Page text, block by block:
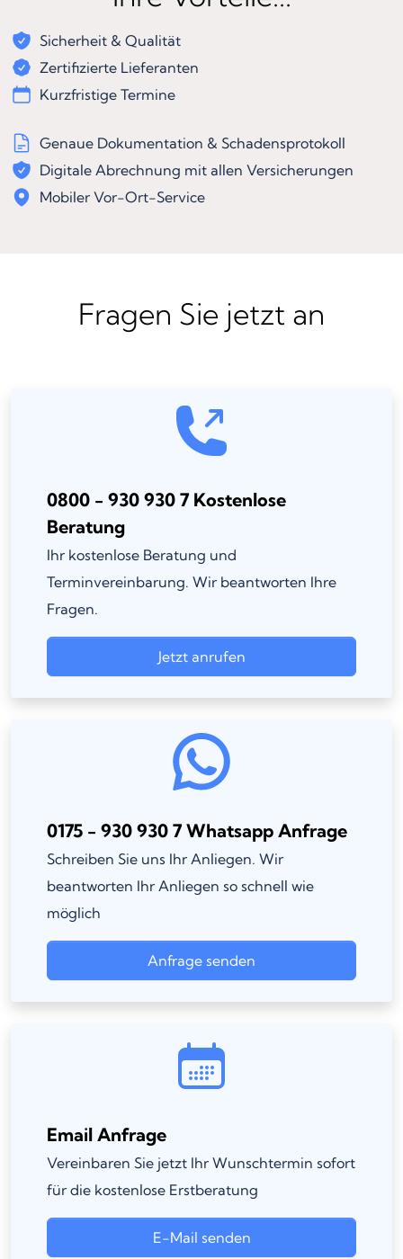
Sicherheit & Qualität
Zertifizierte Lieferanten
Kurzfristige Termine
Genaue Dokumentation & Schadensprotokoll
Digitale Abrechnung mit allen Versicherungen
Mobiler Vor-Ort-Service
Fragen Sie jetzt an
0800 - 930 930 7 Kostenlose
Beratung
Ihr kostenlose Beratung und
Terminvereinbarung. Wir beantworten Ihre
Fragen.
Jetzt anrufen
0175 - 930 930 7 Whatsapp Anfrage
Schreiben Sie uns Ihr Anliegen. Wir
beantworten Ihr Anliegen so schnell wie
möglich
Anfrage senden
Email Anfrage
Vereinbaren Sie jetzt Ihr Wunschtermin sofort
für die kostenlose Erstberatung
E-Mail senden